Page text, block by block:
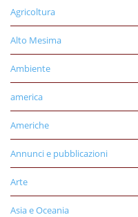
Agricoltura
Alto Mesima
Ambiente
america
Americhe
Annunci e pubblicazioni
Arte
Asia e Oceania